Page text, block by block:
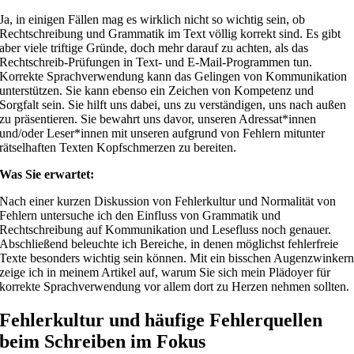
Ja, in einigen Fällen mag es wirklich nicht so wichtig sein, ob
Rechtschreibung und Grammatik im Text völlig korrekt sind. Es gibt
aber viele triftige Gründe, doch mehr darauf zu achten, als das
Rechtschreib-Prüfungen in Text- und E-Mail-Programmen tun.
Korrekte Sprachverwendung kann das Gelingen von Kommunikation
unterstützen. Sie kann ebenso ein Zeichen von Kompetenz und
Sorgfalt sein. Sie hilft uns dabei, uns zu verständigen, uns nach außen
zu präsentieren. Sie bewahrt uns davor, unseren Adressat*innen
und/oder Leser*innen mit unseren aufgrund von Fehlern mitunter
rätselhaften Texten Kopfschmerzen zu bereiten.
Was Sie erwartet:
Nach einer kurzen Diskussion von Fehlerkultur und Normalität von
Fehlern untersuche ich den Einfluss von Grammatik und
Rechtschreibung auf Kommunikation und Lesefluss noch genauer.
Abschließend beleuchte ich Bereiche, in denen möglichst fehlerfreie
Texte besonders wichtig sein können. Mit ein bisschen Augenzwinkern
zeige ich in meinem Artikel auf, warum Sie sich mein Plädoyer für
korrekte Sprachverwendung vor allem dort zu Herzen nehmen sollten.
Fehlerkultur und häufige Fehlerquellen
beim Schreiben im Fokus